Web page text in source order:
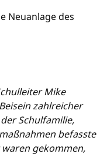
Neuanlage des
Mike
zahlreicher
Schulfamilie,
befasste
gekommen,